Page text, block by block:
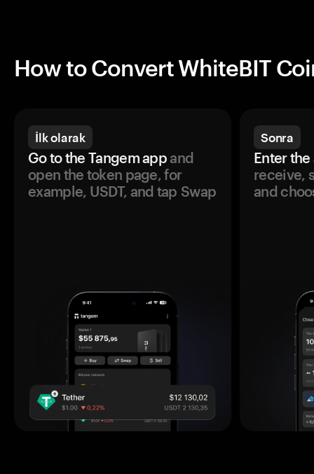
How to Convert WhiteBIT
İlk olarak
Go to the Tangem appand
open the token page, for
example, USDT, and tap Swap
Sonra
Enter the
receive,
and